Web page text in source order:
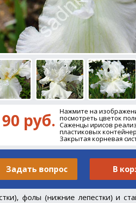
руб. Нажмите на
посмотреть цветок
Саженцы ирисов
пластиковых
Закрытая корневая
Задать вопрос В
фолы (нижние лепестки) и